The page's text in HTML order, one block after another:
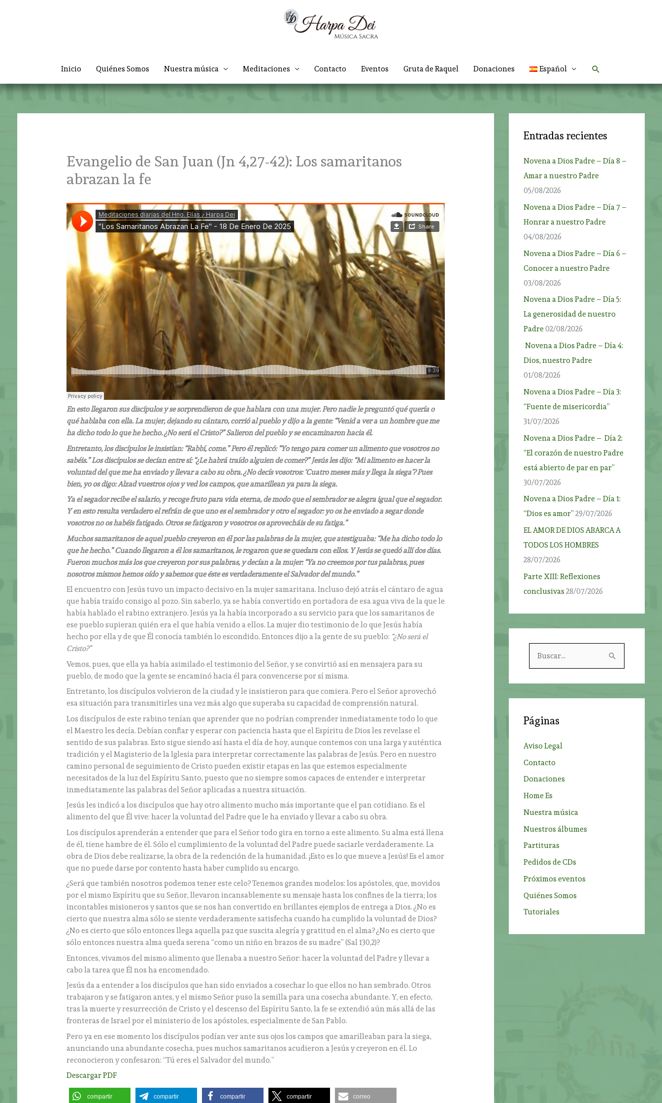
Inicio Quiénes Somos Nuestra música Meditaciones Contacto Eventos Gruta de Raquel Donaciones Español Buscar
Evangelio de San Juan (Jn 4,27-42): Los samaritanos
abrazan la fe
En esto llegaron sus discípulos y se sorprendieron de que hablara con una mujer. Pero nadie le preguntó qué quería o
qué hablaba con ella. La mujer, dejando su cántaro, corrió al pueblo y dijo a la gente: “Venid a ver a un hombre que me
ha dicho todo lo que he hecho. ¿No será el Cristo?” Salieron del pueblo y se encaminaron hacia él.
Entretanto, los discípulos le insistían: “Rabbí, come.” Pero él replicó: “Yo tengo para comer un alimento que vosotros no
sabéis.” Los discípulos se decían entre sí: “¿Le habrá traído alguien de comer?” Jesús les dijo: “Mi alimento es hacer la
voluntad del que me ha enviado y llevar a cabo su obra. ¿No decís vosotros: ‘Cuatro meses más y llega la siega’? Pues
bien, yo os digo: Alzad vuestros ojos y ved los campos, que amarillean ya para la siega.
Ya el segador recibe el salario, y recoge fruto para vida eterna, de modo que el sembrador se alegra igual que el segador.
Y en esto resulta verdadero el refrán de que uno es el sembrador y otro el segador: yo os he enviado a segar donde
vosotros no os habéis fatigado. Otros se fatigaron y vosotros os aprovecháis de su fatiga.”
Muchos samaritanos de aquel pueblo creyeron en él por las palabras de la mujer, que atestiguaba: “Me ha dicho todo lo
que he hecho.” Cuando llegaron a él los samaritanos, le rogaron que se quedara con ellos. Y Jesús se quedó allí dos días.
Fueron muchos más los que creyeron por sus palabras, y decían a la mujer: “Ya no creemos por tus palabras, pues
nosotros mismos hemos oído y sabemos que éste es verdaderamente el Salvador del mundo.”
El encuentro con Jesús tuvo un impacto decisivo en la mujer samaritana. Incluso dejó atrás el cántaro de agua
que había traído consigo al pozo. Sin saberlo, ya se había convertido en portadora de esa agua viva de la que le
había hablado el rabino extranjero. Jesús ya la había incorporado a su servicio para que los samaritanos de
ese pueblo supieran quién era el que había venido a ellos. La mujer dio testimonio de lo que Jesús había
hecho por ella y de que Él conocía también lo escondido. Entonces dijo a la gente de su pueblo: “¿No será el
Cristo?”
Vemos, pues, que ella ya había asimilado el testimonio del Señor, y se convirtió así en mensajera para su
pueblo, de modo que la gente se encaminó hacia él para convencerse por sí misma.
Entretanto, los discípulos volvieron de la ciudad y le insistieron para que comiera. Pero el Señor aprovechó
esa situación para transmitirles una vez más algo que superaba su capacidad de comprensión natural.
Los discípulos de este rabino tenían que aprender que no podrían comprender inmediatamente todo lo que
el Maestro les decía. Debían confiar y esperar con paciencia hasta que el Espíritu de Dios les revelase el
sentido de sus palabras. Esto sigue siendo así hasta el día de hoy, aunque contemos con una larga y auténtica
tradición y el Magisterio de la Iglesia para interpretar correctamente las palabras de Jesús. Pero en nuestro
camino personal de seguimiento de Cristo pueden existir etapas en las que estemos especialmente
necesitados de la luz del Espíritu Santo, puesto que no siempre somos capaces de entender e interpretar
inmediatamente las palabras del Señor aplicadas a nuestra situación.
Jesús les indicó a los discípulos que hay otro alimento mucho más importante que el pan cotidiano. Es el
alimento del que Él vive: hacer la voluntad del Padre que le ha enviado y llevar a cabo su obra.
Los discípulos aprenderán a entender que para el Señor todo gira en torno a este alimento. Su alma está llena
de él, tiene hambre de él. Sólo el cumplimiento de la voluntad del Padre puede saciarle verdaderamente. La
obra de Dios debe realizarse, la obra de la redención de la humanidad. ¡Esto es lo que mueve a Jesús! Es el amor
que no puede darse por contento hasta haber cumplido su encargo.
¿Será que también nosotros podemos tener este celo? Tenemos grandes modelos: los apóstoles, que, movidos
por el mismo Espíritu que su Señor, llevaron incansablemente su mensaje hasta los confines de la tierra; los
incontables misioneros y santos que se nos han convertido en brillantes ejemplos de entrega a Dios. ¿No es
cierto que nuestra alma sólo se siente verdaderamente satisfecha cuando ha cumplido la voluntad de Dios?
¿No es cierto que sólo entonces llega aquella paz que suscita alegría y gratitud en el alma? ¿No es cierto que
sólo entonces nuestra alma queda serena “como un niño en brazos de su madre” (Sal 130,2)?
Entonces, vivamos del mismo alimento que llenaba a nuestro Señor: hacer la voluntad del Padre y llevar a
cabo la tarea que Él nos ha encomendado.
Jesús da a entender a los discípulos que han sido enviados a cosechar lo que ellos no han sembrado. Otros
trabajaron y se fatigaron antes, y el mismo Señor puso la semilla para una cosecha abundante. Y, en efecto,
tras la muerte y resurrección de Cristo y el descenso del Espíritu Santo, la fe se extendió aún más allá de las
fronteras de Israel por el ministerio de los apóstoles, especialmente de San Pablo.
Pero ya en ese momento los discípulos podían ver ante sus ojos los campos que amarilleaban para la siega,
anunciando una abundante cosecha, pues muchos samaritanos acudieron a Jesús y creyeron en él. Lo
reconocieron y confesaron: “Tú eres el Salvador del mundo.”
Descargar PDF
compartir compartir compartir compartir correo
Entradas recientes
Novena a Dios Padre – Día 8 –
Amar a nuestro Padre
05/08/2026
Novena a Dios Padre – Día 7 –
Honrar a nuestro Padre
04/08/2026
Novena a Dios Padre – Día 6 –
Conocer a nuestro Padre
03/08/2026
Novena a Dios Padre – Día 5:
La generosidad de nuestro
Padre 02/08/2026
Novena a Dios Padre – Día 4:
Dios, nuestro Padre
01/08/2026
Novena a Dios Padre – Día 3:
“Fuente de misericordia”
31/07/2026
Novena a Dios Padre – Día 2:
“El corazón de nuestro Padre
está abierto de par en par”
30/07/2026
Novena a Dios Padre – Día 1:
“Dios es amor” 29/07/2026
EL AMOR DE DIOS ABARCA A
TODOS LOS HOMBRES
28/07/2026
Parte XIII: Reflexiones
conclusivas 28/07/2026
r
:
Páginas
Aviso Legal
Contacto
Donaciones
Home Es
Nuestra música
Nuestros álbumes
Partituras
Pedidos de CDs
Próximos eventos
Quiénes Somos
Tutoriales